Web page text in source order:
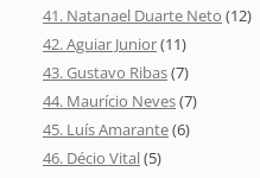
41. Natanael Duarte Neto (12)
42. Aguiar Junior(11)
43. Gustavo Ribas(7)
44. Maurício Neves(7)
45. Luís Amarante(6)
46. Décio Vital(5)